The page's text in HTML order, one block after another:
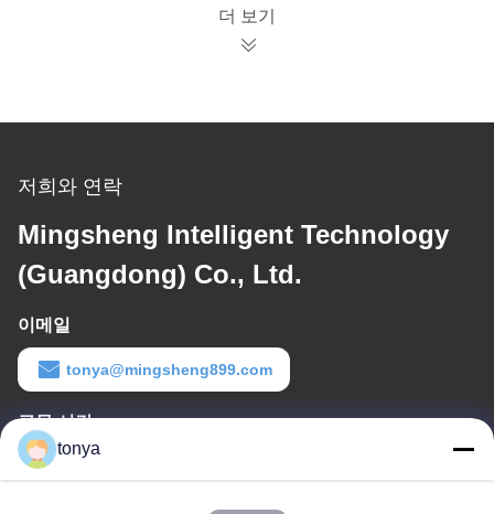
더 보기
저희와 연락
Mingsheng Intelligent Technology
(Guangdong) Co., Ltd.
이메일
tonya@mingsheng899.com
근무 시간
08:00-17:30
tonya